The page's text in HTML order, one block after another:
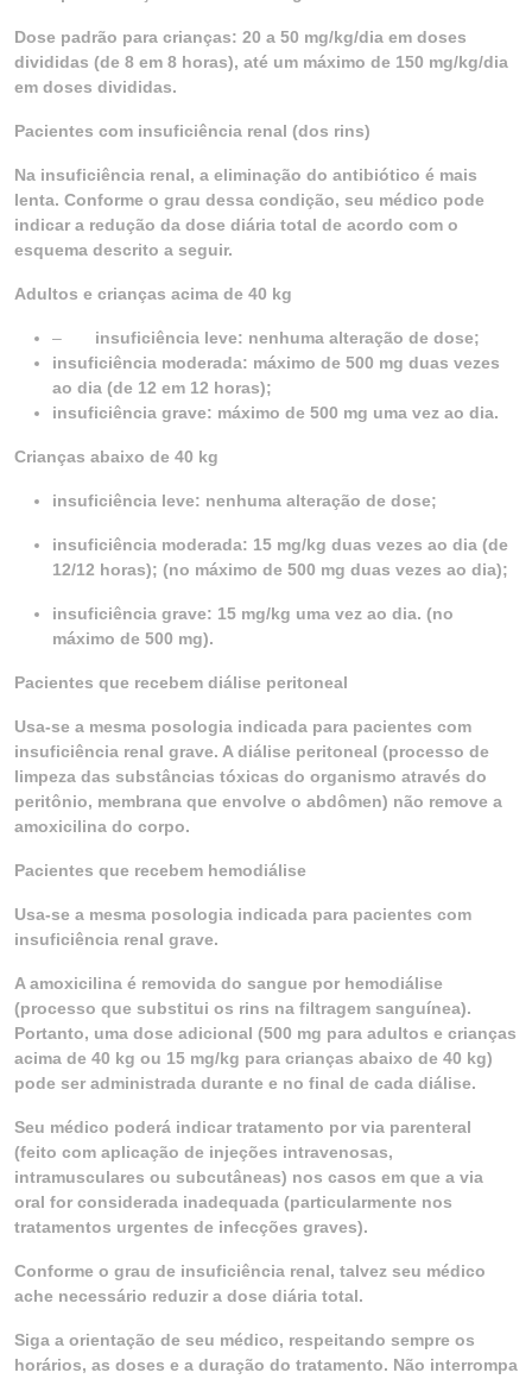
Dose padrão para crianças: 20 a 50 mg/kg/dia em doses
divididas (de 8 em 8 horas), até um máximo de 150 mg/kg/dia
em doses divididas.
Pacientes com insuficiência renal (dos rins)
Na insuficiência renal, a eliminação do antibiótico é mais
lenta. Conforme o grau dessa condição, seu médico pode
indicar a redução da dose diária total de acordo com o
esquema descrito a seguir.
Adultos e crianças acima de 40 kg
– insuficiência leve: nenhuma alteração de dose;
insuficiência moderada: máximo de 500 mg duas vezes
ao dia (de 12 em 12 horas);
insuficiência grave: máximo de 500 mg uma vez ao dia.
Crianças abaixo de 40 kg
insuficiência leve: nenhuma alteração de dose;
insuficiência moderada: 15 mg/kg duas vezes ao dia (de
12/12 horas); (no máximo de 500 mg duas vezes ao dia);
insuficiência grave: 15 mg/kg uma vez ao dia. (no
máximo de 500 mg).
Pacientes que recebem diálise peritoneal
Usa-se a mesma posologia indicada para pacientes com
insuficiência renal grave. A diálise peritoneal (processo de
limpeza das substâncias tóxicas do organismo através do
peritônio, membrana que envolve o abdômen) não remove a
amoxicilina do corpo.
Pacientes que recebem hemodiálise
Usa-se a mesma posologia indicada para pacientes com
insuficiência renal grave.
A amoxicilina é removida do sangue por hemodiálise
(processo que substitui os rins na filtragem sanguínea).
Portanto, uma dose adicional (500 mg para adultos e crianças
acima de 40 kg ou 15 mg/kg para crianças abaixo de 40 kg)
pode ser administrada durante e no final de cada diálise.
Seu médico poderá indicar tratamento por via parenteral
(feito com aplicação de injeções intravenosas,
intramusculares ou subcutâneas) nos casos em que a via
oral for considerada inadequada (particularmente nos
tratamentos urgentes de infecções graves).
Conforme o grau de insuficiência renal, talvez seu médico
ache necessário reduzir a dose diária total.
Siga a orientação de seu médico, respeitando sempre os
horários, as doses e a duração do tratamento. Não interrompa